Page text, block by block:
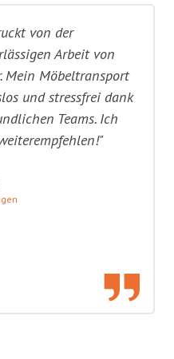
von der
Arbeit von
Mein Möbeltransport
und stressfrei dank
Teams. Ich